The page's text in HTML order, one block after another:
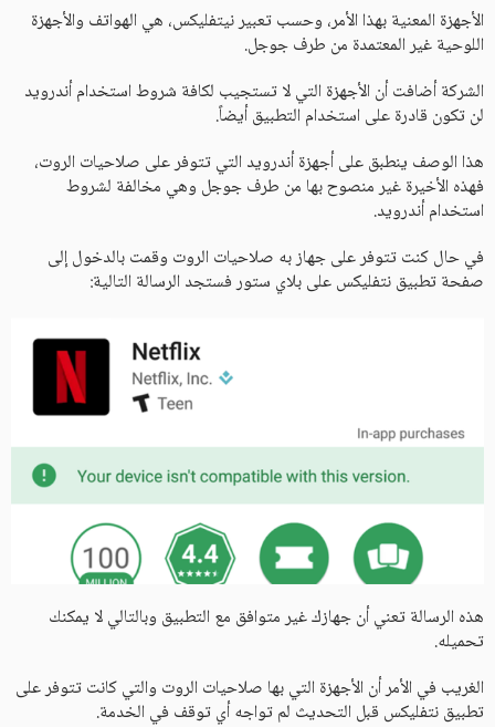
الأجهزة المعنية بهذا الأمر، وحسب تعبير نيتفليكس، هي الهواتف والأجهزة
اللوحية غير المعتمدة من طرف جوجل.
الشركة أضافت أن الأجهزة التي لا تستجيب لكافة شروط استخدام أندرويد
لن تكون قادرة على استخدام التطبيق أيضاً.
هذا الوصف ينطبق على أجهزة أندرويد التي تتوفر على صلاحيات الروت،
فهذه الأخيرة غير منصوح بها من طرف جوجل وهي مخالفة لشروط
استخدام أندرويد.
في حال كنت تتوفر على جهاز به صلاحيات الروت وقمت بالدخول إلى
صفحة تطبيق نتفليكس على بلاي ستور فستجد الرسالة التالية:
هذه الرسالة تعني أن جهازك غير متوافق مع التطبيق وبالتالي لا يمكنك
تحميله.
الغريب في الأمر أن الأجهزة التي بها صلاحيات الروت والتي كانت تتوفر على
تطبيق نتفليكس قبل التحديث لم تواجه أي توقف في الخدمة.